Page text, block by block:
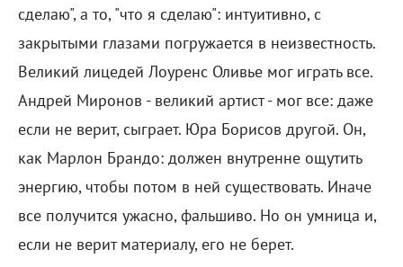
сделаю", а то, "что я сделаю": интуитивно, с
закрытыми глазами погружается в неизвестность.
Великий лицедей Лоуренс Оливье мог играть все.
Андрей Миронов - великий артист - мог все: даже
если не верит, сыграет. Юра Борисов другой. Он,
как Марлон Брандо: должен внутренне ощутить
энергию, чтобы потом в ней существовать. Иначе
все получится ужасно, фальшиво. Но он умница и,
если не верит материалу, его не берет.